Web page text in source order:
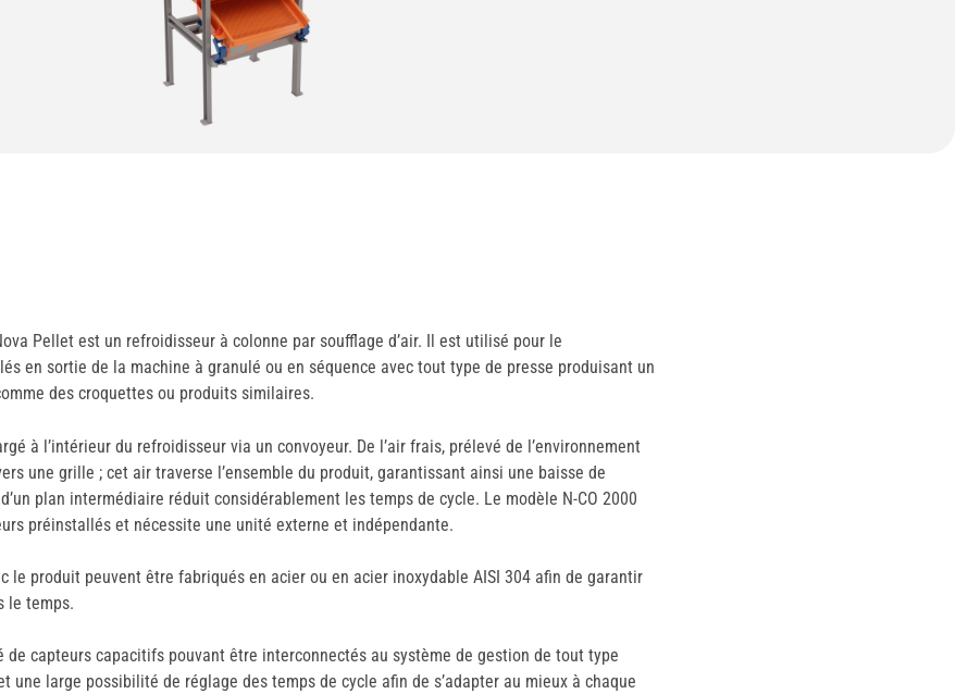
Pellet est un refroidisseur à colonne par soufflage d’air. Il est utilisé pour le
en sortie de la machine à granulé ou en séquence avec tout type de presse produisant un
des croquettes ou produits similaires.
à l’intérieur du refroidisseur via un convoyeur. De l’air frais, prélevé de l’environnement
une grille ; cet air traverse l’ensemble du produit, garantissant ainsi une baisse de
plan intermédiaire réduit considérablement les temps de cycle. Le modèle N-CO 2000
préinstallés et nécessite une unité externe et indépendante.
le produit peuvent être fabriqués en acier ou en acier inoxydable AISI 304 afin de garantir
le temps.
de capteurs capacitifs pouvant être interconnectés au système de gestion de tout type
une large possibilité de réglage des temps de cycle afin de s’adapter au mieux à chaque